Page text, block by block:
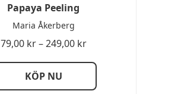
Papaya Peeling
Maria Åkerberg
79,00 kr–249,00 krPrisintervall:
till
KÖP NU